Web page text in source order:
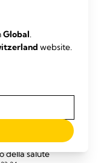
si prefiggono
al seno a lungo
influisce
allattati al seno
è stato collegato
nei
della salute
Global.
website.